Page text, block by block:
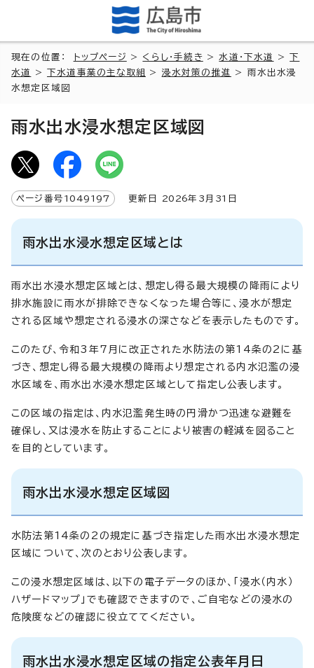
現在の位置： トップページ > くらし・手続き >水道・下水道 >下
水道
>下水道事業の主な取組 > 浸水対策の推進
> 雨水出水浸
水想定区域図
雨水出水浸水想定区域図
ページ番号 1049197 更新日 2026年3月 31 日
雨水出水浸水想定区域とは
雨水出水浸水想定区域とは、想定し得る最大規模の降雨により
排水施設に雨水が排除できなくなった場合等に、浸水が想定
される区域や想定される浸水の深さなどを表示したものです。
このたび、令和3年7月に改正された水防法の第14条の2に基
づき、想定し得る最大規模の降雨より想定される内水氾濫の浸
水区域を、雨水出水浸水想定区域として指定し公表します。
この区域の指定は、内水氾濫発生時の円滑かつ迅速な避難を
確保し、又は浸水を防止することにより被害の軽減を図ること
を目的としています。
雨水出水浸水想定区域図
水防法第14条の2の規定に基づき指定した雨水出水浸水想定
区域について、次のとおり公表します。
この浸水想定区域は、以下の電子データのほか、「浸水（内水）
ハザードマップ」でも確認できますので、ご自宅などの浸水の
危険度などの確認に役立ててください。
雨水出水浸水想定区域の指定公表年月日